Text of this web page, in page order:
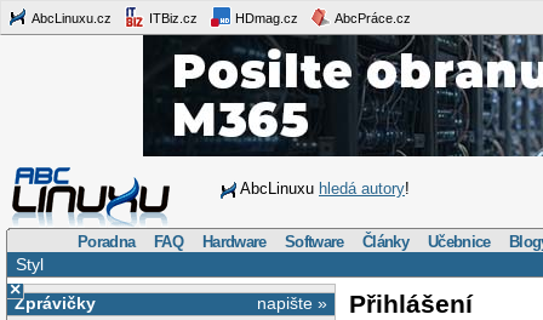
AbcLinuxu.cz ITBiz.cz HDmag.cz AbcPráce.cz
AbcLinuxu hledá autory!
Poradna FAQ Hardware Software Články Učebnice
Styl
×
napište »
Zprávičky
Přihlášení